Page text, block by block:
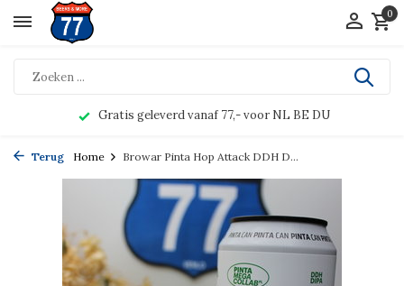
0
Gratis geleverd vanaf 77,- voor NL BE DU
Terug Home Browar Pinta Hop Attack DDH D...